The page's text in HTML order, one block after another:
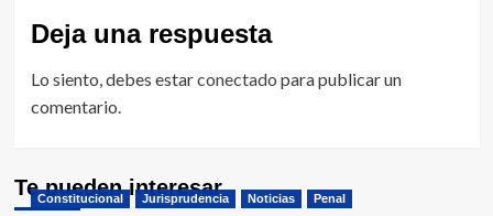
Deja una respuesta
Lo siento, debes estarconectado para publicar un
comentario.
Te pueden interesar
Constitucional Jurisprudencia Noticias Penal